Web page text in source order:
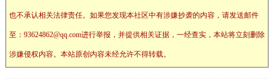
也不承认相关法律责任。如果您发现本社区中有涉嫌抄袭的内容，请发送邮件
至：93624862@qq.com进行举报，并提供相关证据，一经查实，本站将立刻删除
涉嫌侵权内容。本站原创内容未经允许不得转载。